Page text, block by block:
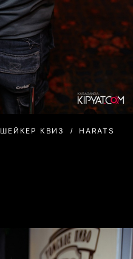
ШЕЙКЕР КВИЗ HARATS